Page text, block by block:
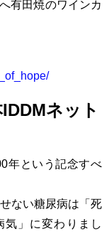
有田焼のワインカ
ネット
年という記念すべ
ない糖尿病は「死
気」に変わりまし